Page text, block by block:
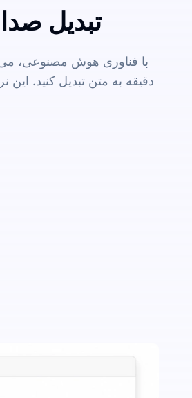
تبدیل
با فناوری هوش مصنوعی،